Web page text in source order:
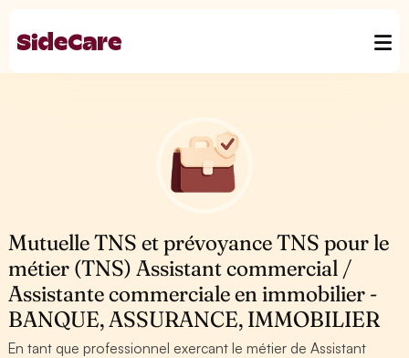
Mutuelle TNS et prévoyance TNS pour le
métier (TNS) Assistant commercial /
Assistante commerciale en immobilier -
BANQUE, ASSURANCE, IMMOBILIER
En tant que professionnel exercant le métier de Assistant